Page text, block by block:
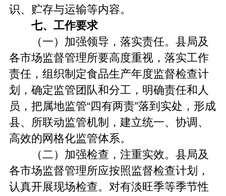
识、贮存与运输等内容。
七、工作要求
（一）加强领导，落实责任。县局及
各市场监督管理所要高度重视，落实工作
责任，组织制定食品生产年度监督检查计
划，确定监管团队和分工，明确责任和人
员，把属地监管“四有两责”落到实处，形成
县、所联动监管机制，建立统一、协调、
高效的网格化监管体系。
（二）加强检查，注重实效。县局及
各市场监督管理所应按照监督检查计划，
认真开展现场检查。对有淡旺季等季节性